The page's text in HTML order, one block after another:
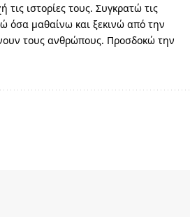
ιστορίες τους. Συγκρατώ τις
όσα μαθαίνω και ξεκινώ από την
τους ανθρώπους. Προσδοκώ την